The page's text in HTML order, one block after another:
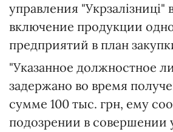
управления "Укрзалізниці"
включение продукции
предприятий в план
"Указанное должностное
задержано во время
сумме 100 тыс. грн, ему
подозрении в совершении